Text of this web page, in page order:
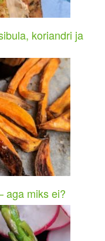
koriandri ja
aga miks ei?